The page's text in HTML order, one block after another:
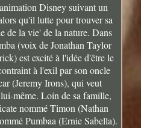
Disney suivant un
qu'il lutte pour trouver sa
de la vie' de la nature. Dans
(voix de Jonathan Taylor
est excité à l'idée d'être le
à l'exil par son oncle
(Jeremy Irons), qui veut
même. Loin de sa famille,
nommé Timon (Nathan
Pumbaa (Ernie Sabella).